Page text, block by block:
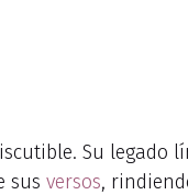
Su legado
sus versos,